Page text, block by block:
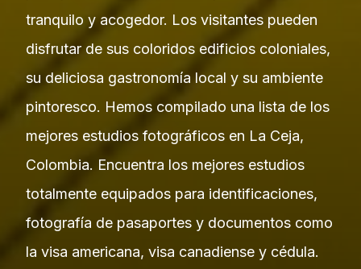
tranquilo y acogedor. Los visitantes pueden
disfrutar de sus coloridos edificios coloniales,
su deliciosa gastronomía local y su ambiente
pintoresco. Hemos compilado una lista de los
mejores estudios fotográficos en La Ceja,
Colombia. Encuentra los mejores estudios
totalmente equipados para identificaciones,
fotografía de pasaportes y documentos como
la visa americana, visa canadiense y cédula.